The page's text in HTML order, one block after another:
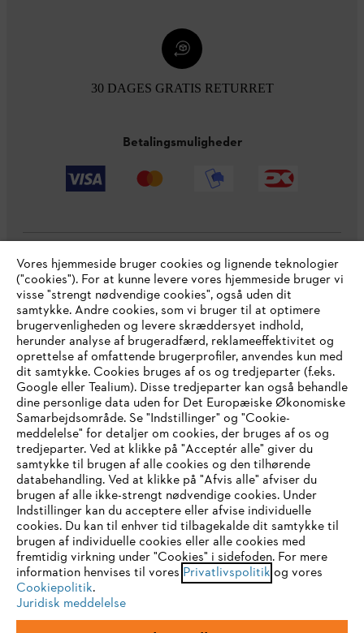
30 DAGES GRATIS RETURRET
Betalingsmuligheder
Virksomheden
STIHL FAQ
Service
Generelle vilkår og betingelser Privatlivspolitik
Juridisk meddelelse Cookies
Juridisk information
STIHL
IHR BROWSER WIRD NICHT
UNTERSTÜTZT
Sie nutzen einen Browser, den wir noch nicht unterstützen. Für
eine optimale Nutzung unserer Seite empfehlen wir Ihnen, zu
einem der folgenden Browser zu wechseln:
Firefox Chrome
Vores hjemmeside bruger cookies og lignende teknologier
("cookies"). For at kunne levere vores hjemmeside bruger vi
visse "strengt nødvendige cookies", også uden dit
samtykke. Andre cookies, som vi bruger til at optimere
brugervenligheden og levere skræddersyet indhold,
herunder analyse af brugeradfærd, reklameeffektivitet og
oprettelse af omfattende brugerprofiler, anvendes kun med
dit samtykke. Cookies bruges af os og tredjeparter (f.eks.
Google eller Tealium). Disse tredjeparter kan også behandle
dine personlige data uden for Det Europæiske Økonomiske
Samarbejdsområde. Se "Indstillinger" og "Cookie-
meddelelse" for detaljer om cookies, der bruges af os og
tredjeparter. Ved at klikke på "Acceptér alle" giver du
samtykke til brugen af alle cookies og den tilhørende
databehandling. Ved at klikke på "Afvis alle" afviser du
brugen af alle ikke-strengt nødvendige cookies. Under
Indstillinger kan du acceptere eller afvise individuelle
cookies. Du kan til enhver tid tilbagekalde dit samtykke til
brugen af individuelle cookies eller alle cookies med
fremtidig virkning under "Cookies" i sidefoden. For mere
information henvises til vores Privatlivspolitik og vores
Cookiepolitik.
Juridisk meddelelse